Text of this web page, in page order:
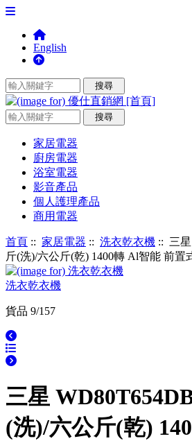
English
家居電器
廚房電器
浴室電器
影音產品
個人護理產品
商用電器
首頁 :: 家居電器 :: 洗衣乾衣機 :: 三
斤(洗)/六公斤(乾) 1400轉 Al智能 前置
洗衣乾衣機
貨品 9/157
三星
(洗)/六公斤(乾)